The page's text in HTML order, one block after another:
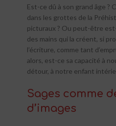
Est-ce dû à son grand âge ?
dans les grottes de la
picturaux ? Ou peut-être
des mains qui la créent, si
l’écriture, comme tant
alors, est-ce sa capacité à
détour, à notre enfant
Sages comme
d’images